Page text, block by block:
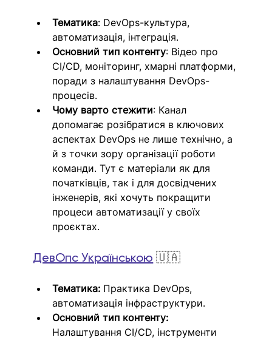
Тематика: DevOps-культура,
автоматизація, інтеграція.
Основний тип контенту: Відео про
CI/CD, моніторинг, хмарні платформи,
поради з налаштування DevOps-
процесів.
Чому варто стежити: Канал
допомагає розібратися в ключових
аспектах DevOps не лише технічно, а
й з точки зору організації роботи
команди. Тут є матеріали як для
початківців, так і для досвідчених
інженерів, які хочуть покращити
процеси автоматизації у своїх
проєктах.
ДевОпс Українською 🇺🇦
Тематика: Практика DevOps,
автоматизація інфраструктури.
Основний тип контенту:
Налаштування CI/CD, інструменти